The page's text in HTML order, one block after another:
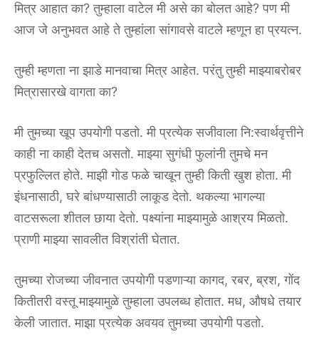
मित्र आहात का? तुम्हाला वाटेल मी असे का बोलत आहे? पण मी
आज जे अनुभवत आहे ते तुम्हांला सांगावसे वाटले म्हणून हा प्रयत्न.
तुम्ही म्हणता ना झाडे मानवाचा मित्र आहेत. परंतु तुम्ही माझ्याबरोबर
मित्रासारखे वागता का?
मी तुमच्या खूप उपयोगी पडतो. मी प्रत्येक सजीवाला नि:स्वार्थवृत्तीने
काही ना काही देतच असतो. माझ्या सुगंधी फुलांनी तुमचे मन
प्रफुल्लित होते. माझी गोड फळे चाखून तुम्ही किती खुश होता. मी
इंधनासाठी, घरे बांधण्यासाठी लाकूड देतो. थकल्या भागल्या
वाटसरूला शीतल छाया देतो. पक्ष्यांना माझ्यामुळे आश्रय मिळतो.
प्राणी माझ्या सावलीत विश्रांती घेतात.
तुमच्या रोजच्या जीवनात उपयोगी पडणाऱ्या कागद, रबर, ब्रश, गोंद
कितीतरी वस्तू माझ्यामुळे तुम्हाला उपलब्ध होतात. मध, औषधे तयार
केली जातात. माझा प्रत्येक अवयव तुमच्या उपयोगी पडतो.